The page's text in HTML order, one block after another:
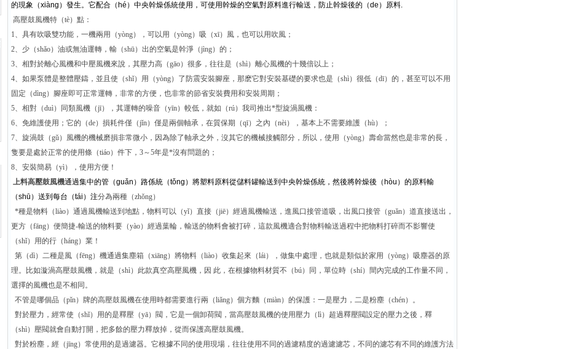
的現象（xiàng）發生。它配合（hé）中央幹燥係統使用，可使用幹燥的空氣對原料進行輸送，防止幹燥後的（de）原料.
高壓鼓風機特（tè）點：
1、具有吹吸雙功能，一機兩用（yòng），可以用（yòng）吸（xī）風，也可以用吹風；
2、少（shǎo）油或無油運轉，輸（shū）出的空氣是幹淨（jìng）的；
3、相對於離心風機和中壓風機來說，其壓力高（gāo）很多，往往是（shì）離心風機的十幾倍以上；
4、如果泵體是整體壓鑄，並且使（shǐ）用（yòng）了防震安裝腳座，那麽它對安裝基礎的要求也是（shì）很低（dī）的，甚至可以不用
固定（dìng）腳座即可正常運轉，非常的方便，也非常的節省安裝費用和安裝周期；
5、相對（duì）同類風機（jī），其運轉的噪音（yīn）較低，就如（rú）我司推出*型旋渦風機：
6、免維護使用；它的（de）損耗件僅（jǐn）僅是兩個軸承，在質保期（qī）之內（nèi），基本上不需要維護（hù）；
7、旋渦鼓（gǔ）風機的機械磨損非常微小，因為除了軸承之外，沒其它的機械接觸部分，所以，使用（yòng）壽命當然也是非常的長，
隻要是處於正常的使用條（tiáo）件下，3～5年是*沒有問題的；
8、安裝簡易（yì），使用方便！
上料高壓鼓風機通過集中的管（guǎn）路係統（tǒng）將塑料原料從儲料罐輸送到中央幹燥係統，然後將幹燥後（hòu）的原料輸
（shū）送到每台（tái）注分為兩種（zhǒng）
*種是物料（liào）通過風機輸送到地點，物料可以（yǐ）直接（jiē）經過風機輸送，進風口接管道吸，出風口接管（guǎn）道直接送出，
更方（fāng）便簡捷-輸送的物料要（yào）經過葉輪，輸送的物料會被打碎，這款風機適合對物料輸送過程中把物料打碎而不影響使
（shǐ）用的行（háng）業！
第（dì）二種是風（fēng）機通過集塵箱（xiāng）將物料（liào）收集起來（lái），做集中處理，也就是類似於家用（yòng）吸塵器的原
理。比如漩渦高壓鼓風機，就是（shì）此款真空高壓風機，因 此，在根據物料材質不（bú）同，單位時（shí）間內完成的工作量不同，
選擇的風機也是不相同。
不管是哪個品（pǐn）牌的高壓鼓風機在使用時都需要進行兩（liǎng）個方麵（miàn）的保護：一是壓力，二是粉塵（chén）。
對於壓力，經常使（shǐ）用的是釋壓（yā）閥，它是一個卸荷閥，當高壓鼓風機的使用壓力（lì）超過釋壓閥設定的壓力之後，釋
（shì）壓閥就會自動打開，把多餘的壓力釋放掉，從而保護高壓鼓風機。
對於粉塵，經（jīng）常使用的是過濾器。它根據不同的使用現場，往往使用不同的過濾精度的過濾濾芯，不同的濾芯有不同的維護方法